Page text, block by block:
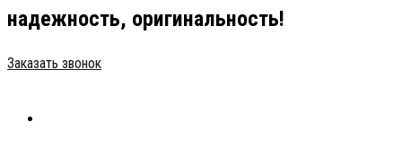
надежность, оригинальность!
Заказать звонок